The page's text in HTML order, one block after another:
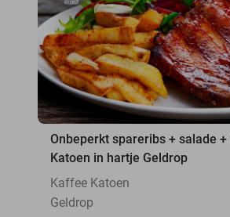
Onbeperkt spareribs + salade
Katoen in hartje Geldrop
Kaffee Katoen
Geldrop